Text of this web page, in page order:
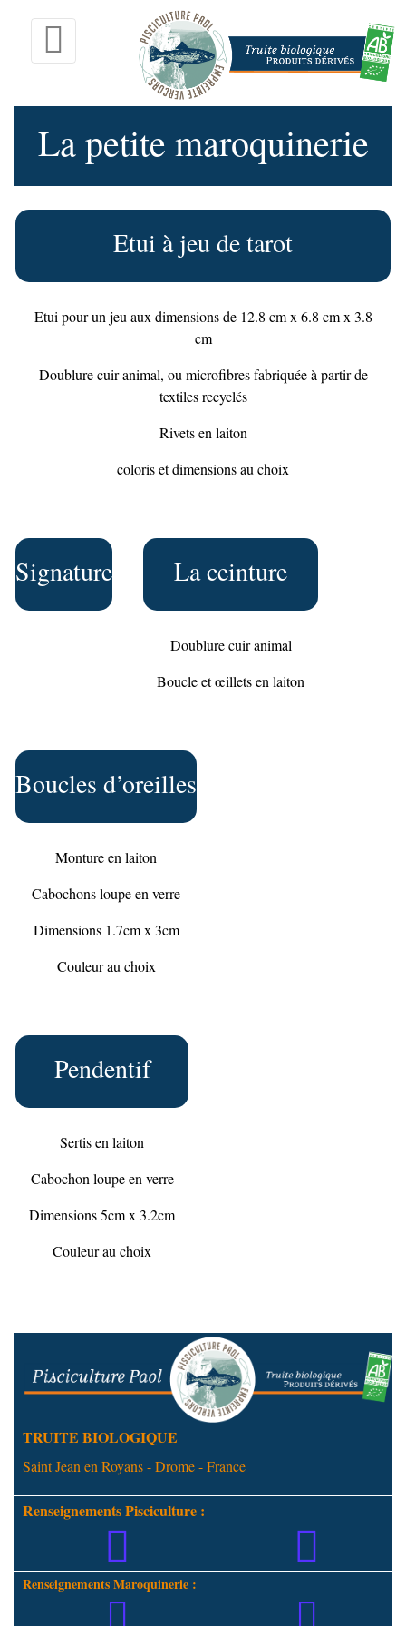
La petite maroquinerie
Etui à jeu de tarot
Etui pour un jeu aux dimensions de 12.8 cm x 6.8 cm x 3.8
cm
Doublure cuir animal, ou microfibres fabriquée à partir de
textiles recyclés
Rivets en laiton
coloris et dimensions au choix
Signature La ceinture
Doublure cuir animal
Boucle et œillets en laiton
Boucles d’oreilles
Monture en laiton
Cabochons loupe en verre
Dimensions 1.7cm x 3cm
Couleur au choix
Pendentif
Sertis en laiton
Cabochon loupe en verre
Dimensions 5cm x 3.2cm
Couleur au choix
TRUITE BIOLOGIQUE
Saint Jean en Royans - Drome - France
Renseignements Pisciculture :
Renseignements Maroquinerie :